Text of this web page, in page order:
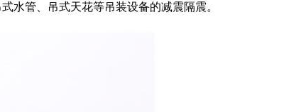
水管、吊式天花等吊装设备的减震隔震。